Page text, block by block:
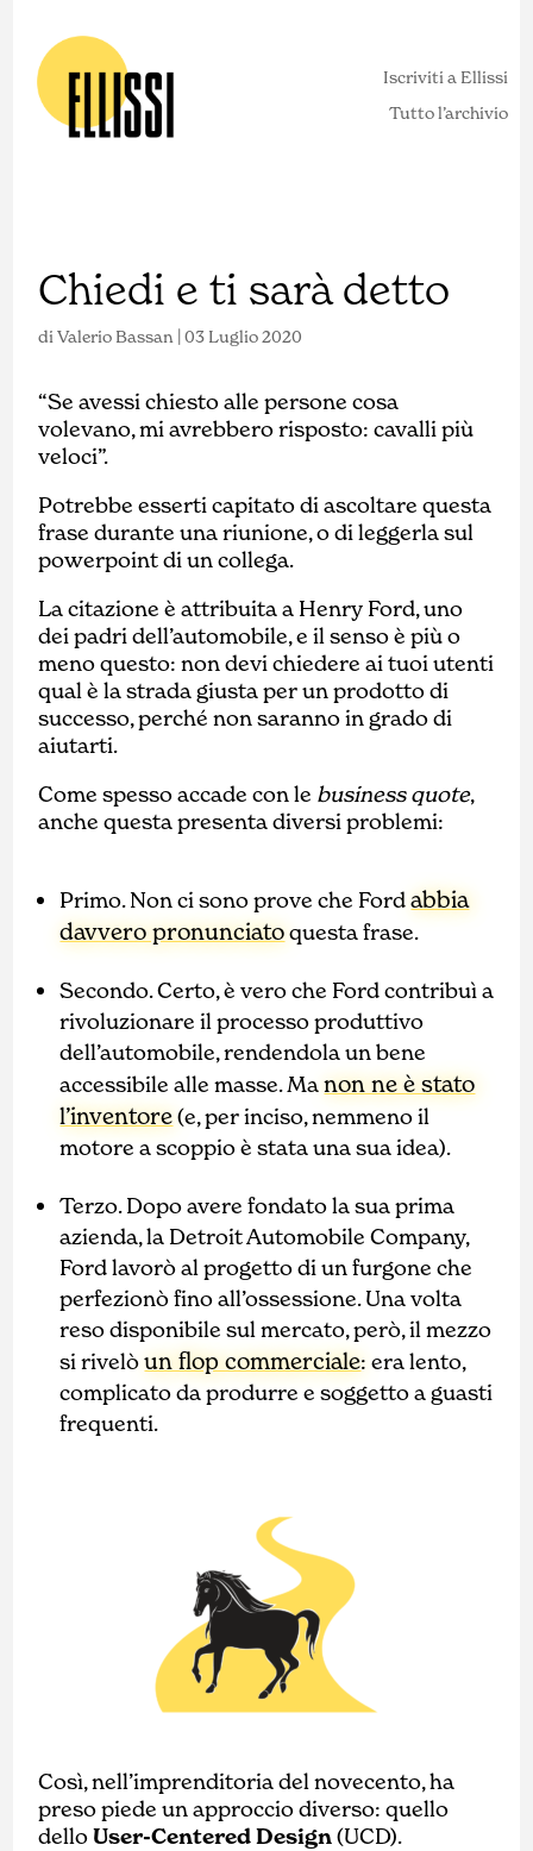
Iscriviti a Ellissi
Tutto l’archivio
Chiedi e ti sarà detto
diValerio Bassan |03 Luglio 2020
“Se avessi chiesto alle persone cosa
volevano, mi avrebbero risposto: cavalli più
veloci”.
Potrebbe esserti capitato di ascoltare questa
frase durante una riunione, o di leggerla sul
powerpoint di un collega.
La citazione è attribuita a Henry Ford, uno
dei padri dell’automobile, e il senso è più o
meno questo: non devi chiedere ai tuoi utenti
qual è la strada giusta per un prodotto di
successo, perché non saranno in grado di
aiutarti.
Come spesso accade con le business quote,
anche questa presenta diversi problemi:
Primo. Non ci sono prove che Fordabbia
davvero pronunciatoquesta frase.
Secondo. Certo, è vero che Ford contribuì a
rivoluzionare il processo produttivo
dell’automobile, rendendola un bene
accessibile alle masse. Manon ne è stato
l’inventore(e, per inciso, nemmeno il
motore a scoppio è stata una sua idea).
Terzo. Dopo avere fondato la sua prima
azienda, la Detroit Automobile Company,
Ford lavorò al progetto di un furgone che
perfezionò fino all’ossessione. Una volta
reso disponibile sul mercato, però, il mezzo
si rivelòun flop commerciale: era lento,
complicato da produrre e soggetto a guasti
frequenti.
Così, nell’imprenditoria del novecento, ha
preso piede un approccio diverso: quello
delloUser-Centered Design(UCD).